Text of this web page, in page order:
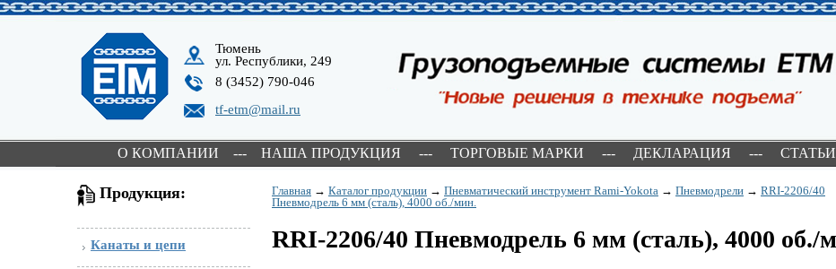
Тюмень
ул. Республики, 249
8 (3452) 790-046
tf-etm@mail.ru
О КОМПАНИИ --- НАША ПРОДУКЦИЯ --- ТОРГОВЫЕ МАРКИ --- ДЕКЛАРАЦИЯ --- СТАТЬИ
Продукция:
Канаты и цепи
Главная → Каталог продукции → Пневматический инструмент Rami-Yokota → Пневмодрели → RRI-2206/40
Пневмодрель 6 мм (сталь), 4000 об./мин.
RRI-2206/40 Пневмодрель 6 мм (сталь), 4000 об./